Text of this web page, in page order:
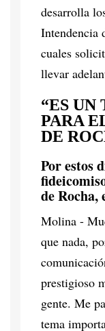
desarrolla
Intendencia
cuales
llevar
“ES
PARA
DE
Por estos
de
Molina -
que nada,
prestigioso
gente. Me
tema